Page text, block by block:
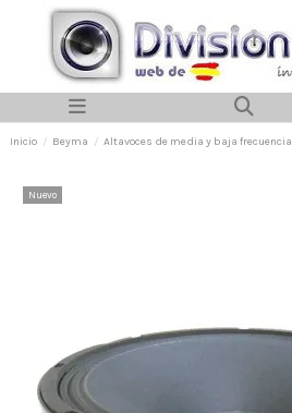
Inicio Beyma Altavoces de media y baja frecuencia
Nuevo